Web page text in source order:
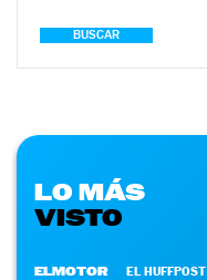
BUSCAR
LO MÁS
VISTO
ELMOTOR EL HUFFPOST